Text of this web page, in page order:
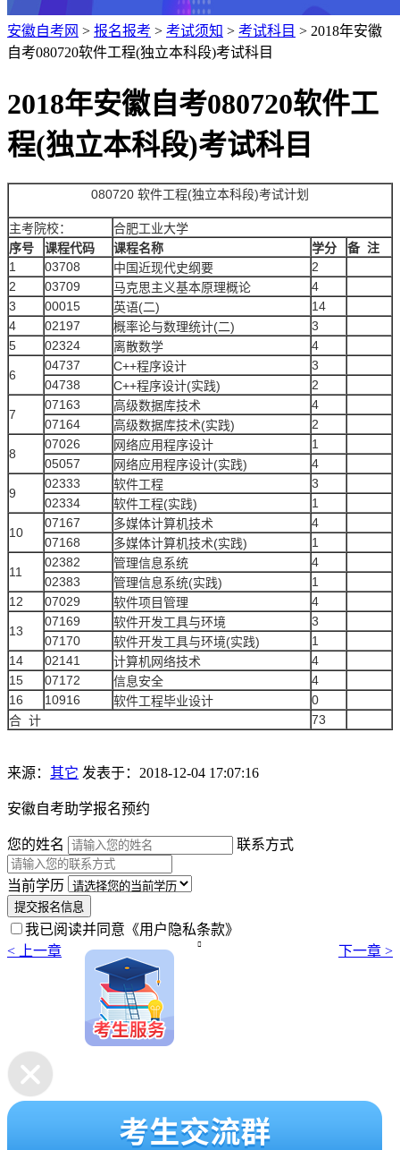
安徽自考网 > 报名报考 > 考试须知 > 考试科目 > 2018年安徽
自考080720软件工程(独立本科段)考试科目
2018年安徽自考080720软件工
程(独立本科段)考试科目
080720 软件工程(独立本科段)考试计划
主考院校：
合肥工业大学
序号
课程代码 课程名称 学分
备 注
1
03708 中国近现代史纲要
2
2
03709 马克思主义基本原理概论
4
3
00015 英语(二)
14
4
02197 概率论与数理统计(二)
3
5
02324 离散数学 4
6
04737 C++程序设计
3
04738
C++程序设计(实践) 2
7
07163 高级数据库技术
4
07164
高级数据库技术(实践) 2
8
07026 网络应用程序设计
1
05057
网络应用程序设计(实践) 4
9
02333 软件工程
3
02334
软件工程(实践) 1
10
07167 多媒体计算机技术
4
07168
多媒体计算机技术(实践) 1
11
02382 管理信息系统
4
02383
管理信息系统(实践)
1
12
07029 软件项目管理 4
13
07169 软件开发工具与环境
3
07170
软件开发工具与环境(实践)
1
14
02141 计算机网络技术
4
15
07172 信息安全
4
16
10916 软件工程毕业设计
0
合 计
73
来源： 其它 发表于：2018-12-04 17:07:16
安徽自考助学报名预约
您的姓名 联系方式
当前学历
提交报名信息
我已阅读并同意 《用户隐私条款》
< 上一章
 下一章 >